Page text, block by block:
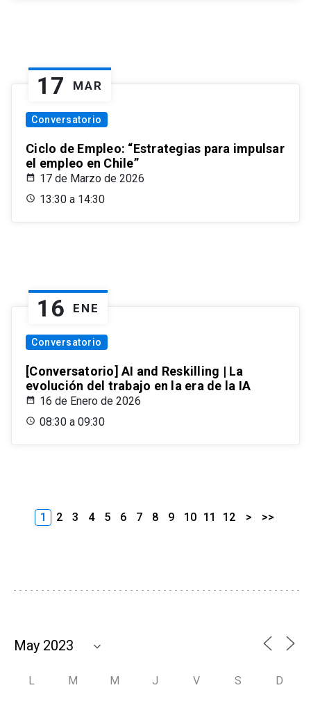
17 MAR
Conversatorio
Ciclo de Empleo: “Estrategias para impulsar
el empleo en Chile”
17 de Marzo de 2026
13:30 a 14:30
16 ENE
Conversatorio
[Conversatorio] AI and Reskilling | La
evolución del trabajo en la era de la IA
16 de Enero de 2026
08:30 a 09:30
1 2 3 4 5 6 7 8 9 10 11 12 > >>
L M M J V S D